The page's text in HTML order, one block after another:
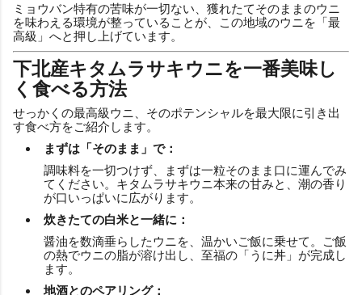
ミョウバン特有の苦味が一切ない、獲れたてそのままのウニ
を味わえる環境が整っていることが、この地域のウニを「最
高級」へと押し上げています。
下北産キタムラサキウニを一番美味し
く食べる方法
せっかくの最高級ウニ、そのポテンシャルを最大限に引き出
す食べ方をご紹介します。
まずは「そのまま」で：
調味料を一切つけず、まずは一粒そのまま口に運んでみ
てください。キタムラサキウニ本来の甘みと、潮の香り
が口いっぱいに広がります。
炊きたての白米と一緒に：
醤油を数滴垂らしたウニを、温かいご飯に乗せて。ご飯
の熱でウニの脂が溶け出し、至福の「うに丼」が完成し
ます。
地酒とのペアリング：